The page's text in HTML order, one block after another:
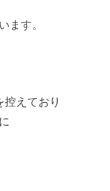
ます。
えており